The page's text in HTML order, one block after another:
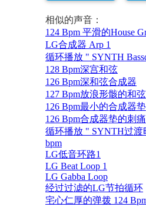
相似的声音：
124 Bpm 平滑的House
LG合成器 Arp 1
循环播放 " SYNTH
128 Bpm深宫和弦
126 Bpm深和弦合成器
127 Bpm放浪形骸的和弦
126 Bpm最小的合成器垫
126 Bpm合成器垫的刺痛
循环播放 " SYNTH过渡
bpm
LG低音环路1
LG Beat Loop 1
LG Gabba Loop
经过过滤的LG节拍循环
宅心仁厚的弹拨 124